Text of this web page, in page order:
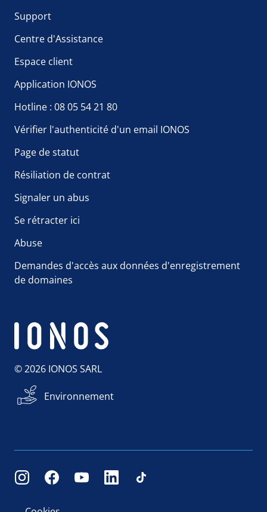
Support
Centre d'Assistance
Espace client
Application IONOS
Hotline : 08 05 54 21 80
Vérifier l'authenticité d'un email IONOS
Page de statut
Résiliation de contrat
Signaler un abus
Se rétracter ici
Abuse
Demandes d'accès aux données d'enregistrement
de domaines
© 2026 IONOS SARL
Environnement